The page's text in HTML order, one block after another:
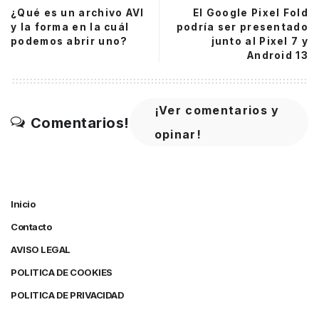
¿Qué es un archivo AVI
y la forma en la cuál
podemos abrir uno?
El Google Pixel Fold
podría ser presentado
junto al Pixel 7 y
Android 13
Comentarios!
¡Ver comentarios y
opinar!
Inicio
Contacto
AVISO LEGAL
POLITICA DE COOKIES
POLITICA DE PRIVACIDAD